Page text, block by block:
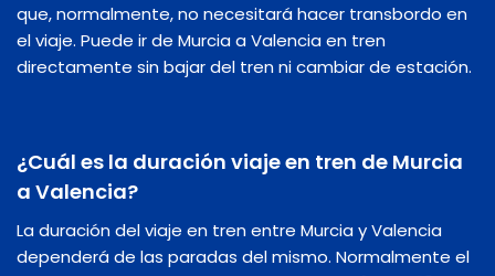
que, normalmente, no necesitará hacer transbordo en
el viaje. Puede ir de Murcia a Valencia en tren
directamente sin bajar del tren ni cambiar de estación.
¿Cuál es la duración viaje en tren de Murcia
a Valencia?
La duración del viaje en tren entre Murcia y Valencia
dependerá de las paradas del mismo. Normalmente el